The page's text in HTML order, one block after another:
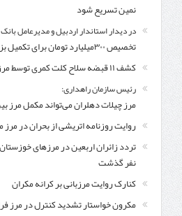
نمین تسریع شود
در دیدار استاندار اردبیل و مدیرعامل
تخصیص ۳۰۰میلیارد تومان برای تکمیل بزرگراه اردبیل-سرچم
کشف ۱۱ قبضه سلاح کلت کمری توسط مرزبانان هنگ مرزی ارومیه
رئیس سازمان راهداری:
مرز چیلات دهلران می‌تواند مکمل مرز
روایت روزنامه اتریشی از بحران در مرز
نفر گذشت
کنارک روایت مرزبانی بر کرانه مکران
مکرون خواستار تشدید کنترل‌ در مرز